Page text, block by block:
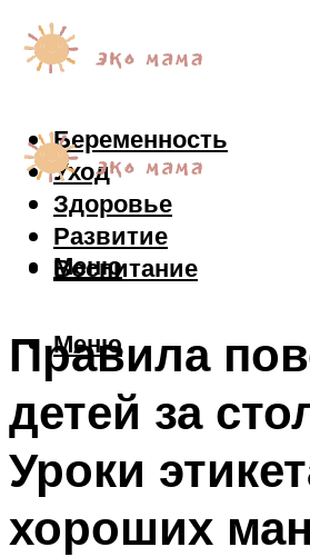
Беременность
Уход
Здоровье
Развитие
Воспитание
Меню
Меню
Правила
детей за
Уроки
хороших